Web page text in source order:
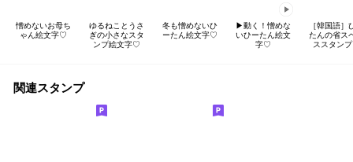
憎めないお母ち
ゃん絵文字♡
ゆるねことうさ
ぎの小さなスタ
ンプ絵文字♡
冬も憎めないひ
ーたん絵文字♡
▶︎動く！憎めな
いひーたん絵文
字♡
［韓国語］
たんの省ス
ススタン
関連スタンプ